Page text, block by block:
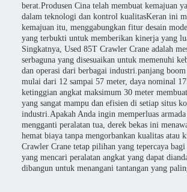
berat.Produsen Cina telah membuat kemajuan
dalam teknologi dan kontrol kualitasKeran ini
kemajuan itu, menggabungkan fitur desain
yang terbukti untuk memberikan kinerja yang
Singkatnya, Used 85T Crawler Crane adalah
serbaguna yang disesuaikan untuk memenuhi
dan operasi dari berbagai industri.panjang
mulai dari 12 sampai 57 meter, daya nominal
ketinggian angkat maksimum 30 meter
yang sangat mampu dan efisien di setiap situs
industri.Apakah Anda ingin memperluas
mengganti peralatan tua, derek bekas ini
hemat biaya tanpa mengorbankan kualitas atau
Crawler Crane tetap pilihan yang tepercaya
yang mencari peralatan angkat yang dapat
dibangun untuk menangani tantangan yang